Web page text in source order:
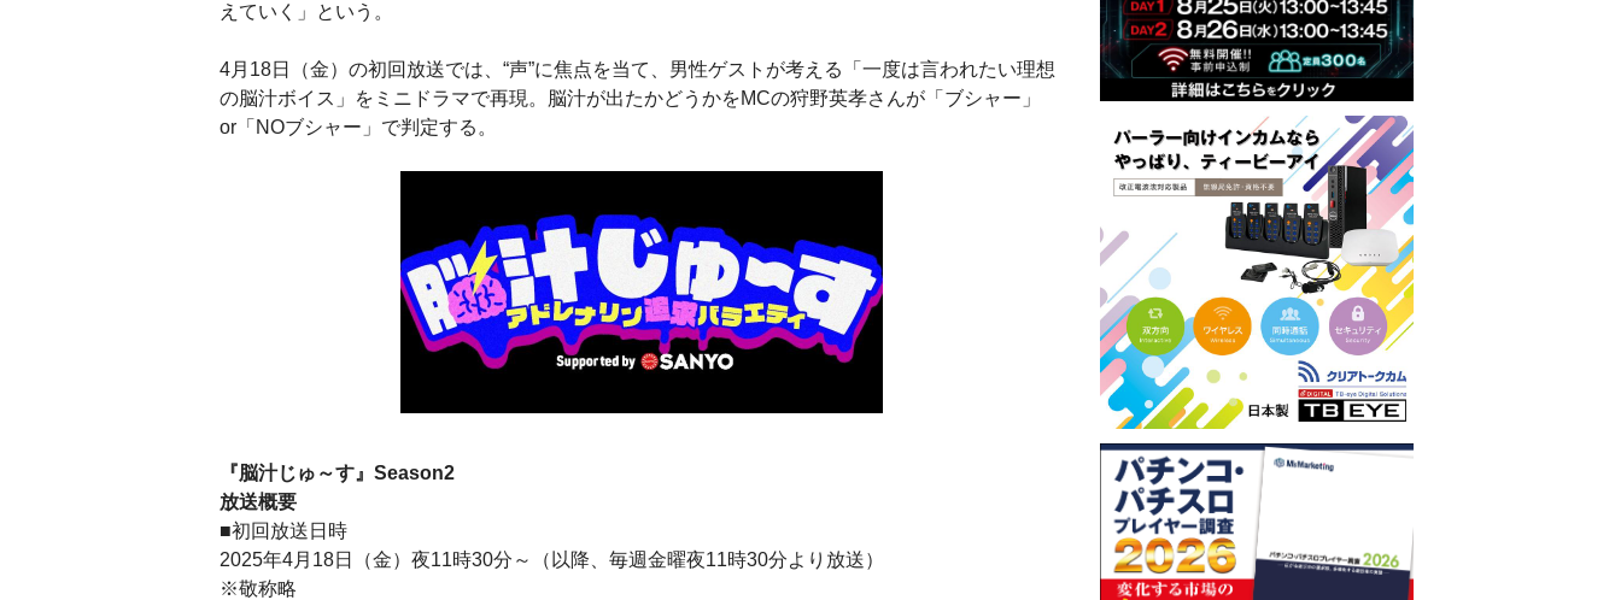
えていく」という。
4月18日（金）の初回放送では、“声”に焦点を当て、男性ゲストが考える「一度は言われたい理想
の脳汁ボイス」をミニドラマで再現。脳汁が出たかどうかをMCの狩野英孝さんが「ブシャー」
or「NOブシャー」で判定する。
『脳汁じゅ～す』Season2
放送概要
■初回放送日時
2025年4月18日（金）夜11時30分～（以降、毎週金曜夜11時30分より放送）
※敬称略